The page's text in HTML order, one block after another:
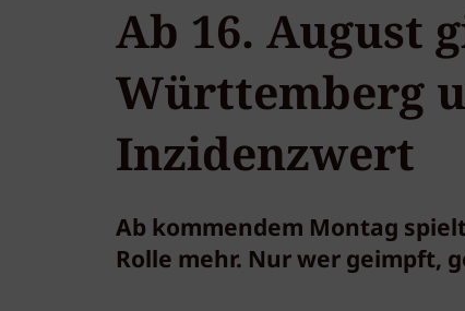
Ab 16. August
Württemberg
Inzidenzwert
Ab kommendem Montag
Rolle mehr. Nur wer geimpft,